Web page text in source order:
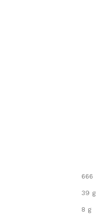
666
39 g
8 g